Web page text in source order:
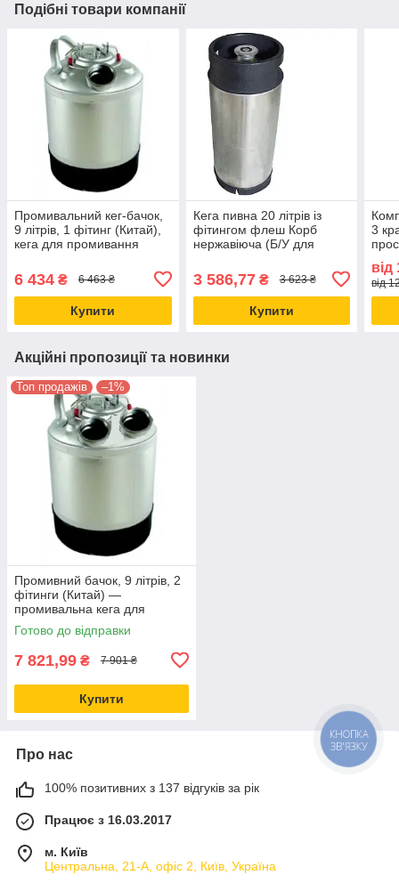
Подібні товари компанії
Промивальний кег-бачок,
9 літрів, 1 фітинг (Китай),
кега для промивання
6 434 ₴ 6 463 ₴
Купити
Кега пивна 20 літрів із
фітингом флеш Корб
нержавіюча (Б/У для
зберігання й розливання
пива)
3 586,77₴ 3 623 ₴
Купити
3
від
від
Акційні пропозиції та новинки
Топ продажів –1%
Промивний бачок, 9 літрів, 2
фітинги (Китай) —
промивальна кега для
промивання пивного
обладнання
Готово до відправки
7 821,99 ₴ 7 901 ₴
Купити
Про нас
100% позитивних з 137 відгуків за рік
Працює з 16.03.2017
м. Київ
Центральна, 21-А, офіс 2, Київ, Україна
КНОПКА
ЗВ'ЯЗКУ